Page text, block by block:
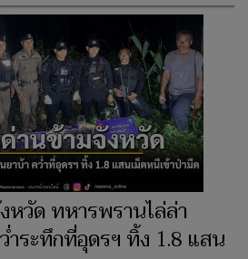
หวัด ทหารพรานไล่ล่า
ำระทึกที่อุดรฯ ทิ้ง 1.8 แสน